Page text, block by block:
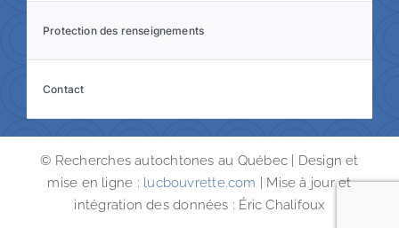
Protection des renseignements
Contact
© Recherches autochtones au Québec | Design et
mise en ligne : lucbouvrette.com | Mise à jour et
intégration des données : Éric Chalifoux